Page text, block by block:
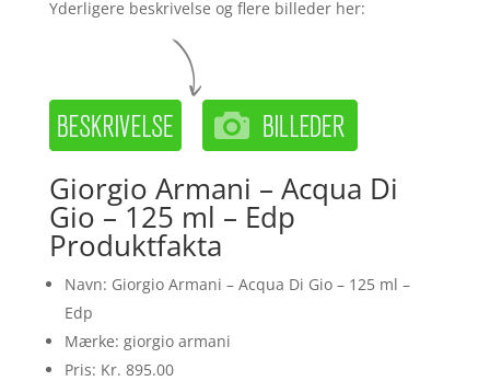
Yderligere beskrivelse og flere billeder her:
Giorgio Armani – Acqua Di
Gio – 125 ml – Edp
Produktfakta
Navn: Giorgio Armani – Acqua Di Gio – 125 ml –
Edp
Mærke: giorgio armani
Pris: Kr. 895.00